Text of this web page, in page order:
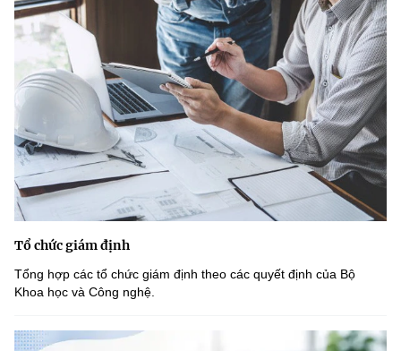
Tổ chức giám định
Tổng hợp các tổ chức giám định theo các quyết định của Bộ
Khoa học và Công nghệ.